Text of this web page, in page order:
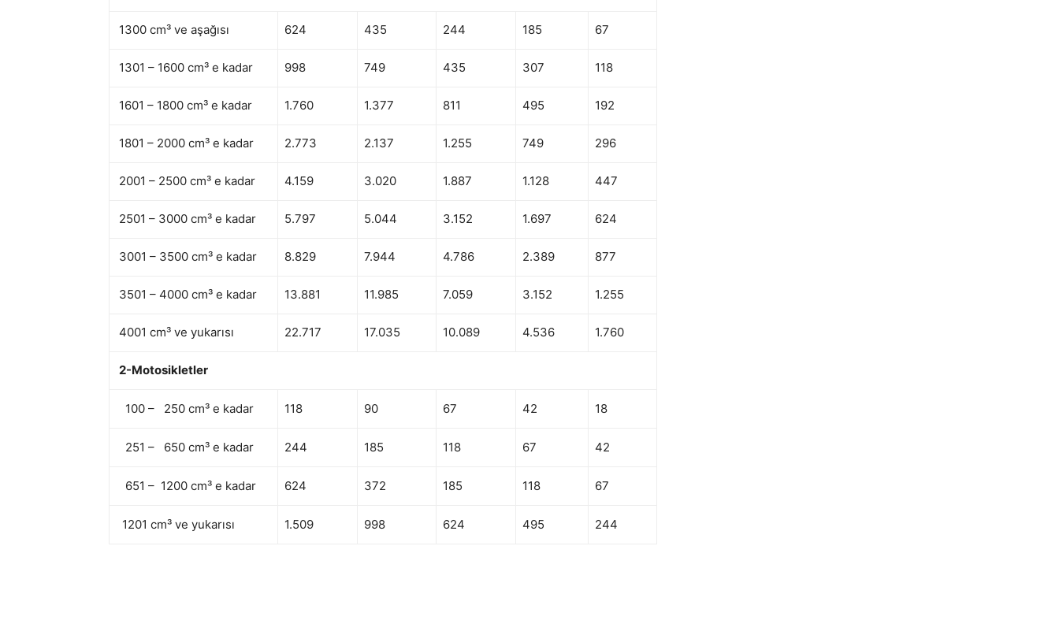
1300 cm³ ve aşağısı 624 435 244 185 67
1301 – 1600 cm³ e kadar 998 749 435 307 118
1601 – 1800 cm³ e kadar 1.760 1.377 811 495 192
1801 – 2000 cm³ e kadar 2.773 2.137 1.255 749 296
2001 – 2500 cm³ e kadar 4.159 3.020 1.887 1.128 447
2501 – 3000 cm³ e kadar 5.797 5.044 3.152 1.697 624
3001 – 3500 cm³ e kadar 8.829 7.944 4.786 2.389 877
3501 – 4000 cm³ e kadar 13.881 11.985 7.059 3.152 1.255
4001 cm³ ve yukarısı 22.717 17.035 10.089 4.536 1.760
2-Motosikletler
100 – 250 cm³ e kadar 118 90 67 42 18
251 – 650 cm³ e kadar 244 185 118 67 42
651 – 1200 cm³ e kadar 624 372 185 118 67
1201 cm³ ve yukarısı 1.509 998 624 495 244